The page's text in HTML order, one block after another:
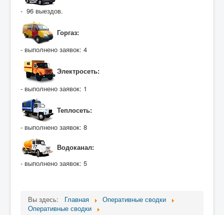
- 96 выездов.
Горгаз:
- выполнено заявок: 4
Электросеть:
- выполнено заявок: 1
Теплосеть:
- выполнено заявок: 8
Водоканал:
- выполнено заявок: 5
Вы здесь: Главная
Оперативные сводки
Оперативные сводки